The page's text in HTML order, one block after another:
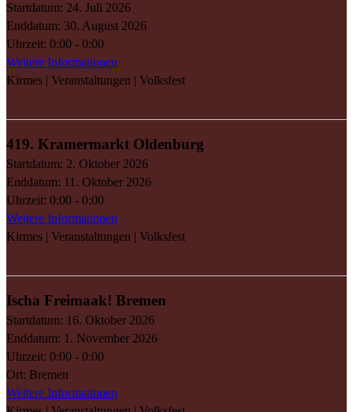
Startdatum: 24. Juli 2026
Enddatum: 30. August 2026
Uhrzeit: 0:00 - 0:00
Weitere Informationen
Kirmes | Veranstaltungen | Volksfest
419. Kramermarkt Oldenburg
Startdatum: 2. Oktober 2026
Enddatum: 11. Oktober 2026
Uhrzeit: 0:00 - 0:00
Weitere Informationen
Kirmes | Veranstaltungen | Volksfest
Ischa Freimaak! Bremen
Startdatum: 16. Oktober 2026
Enddatum: 1. November 2026
Uhrzeit: 0:00 - 0:00
Ort: Bremen
Weitere Informationen